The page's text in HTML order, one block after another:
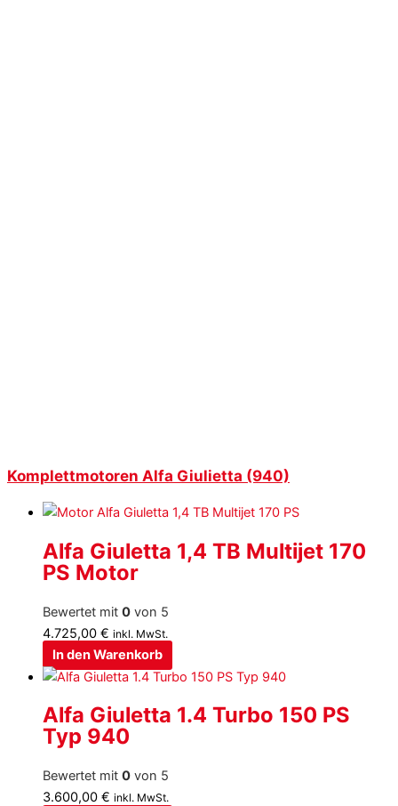
Komplettmotoren Alfa Giulietta (940)
Alfa Giuletta 1,4 TB Multijet 170
PS Motor
Bewertet mit 0 von 5
4.725,00 € inkl. MwSt.
In den Warenkorb
Alfa Giuletta 1.4 Turbo 150 PS
Typ 940
Bewertet mit 0 von 5
3.600,00 € inkl. MwSt.